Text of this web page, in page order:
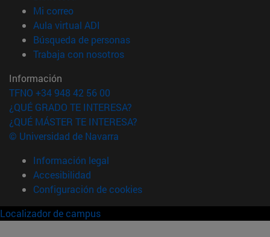
Mi correo(abre en nueva ventana)
Aula virtual ADI
Búsqueda de personas(abre en nueva ventana)
Trabaja con nosotros(abre en nueva ventana)
Información
TFNO +34 948 42 56 00
¿QUÉ GRADO TE INTERESA?
¿QUÉ MÁSTER TE INTERESA?
© Universidad de Navarra
Información legal
Accesibilidad
Configuración de cookies
Localizador de campus